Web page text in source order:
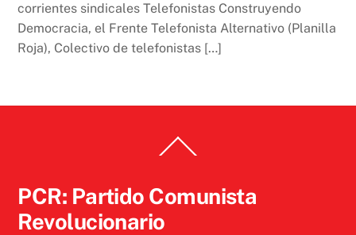
corrientes sindicales Telefonistas Construyendo
Democracia, el Frente Telefonista Alternativo (Planilla
Roja), Colectivo de telefonistas […]
To
PCR: Partido Comunista
Revolucionario